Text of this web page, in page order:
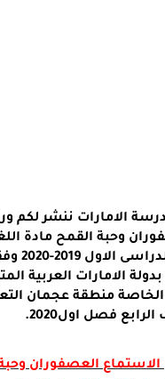
الامارات ننشر لكم
وحبة القمح مادة
الرابع
بدولة الامارات العربية
منطقة عجمان
فصل اول2020.
العصفوران